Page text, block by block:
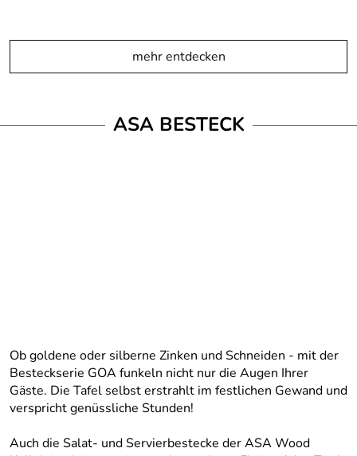
mehr entdecken
ASA BESTECK
Ob goldene oder silberne Zinken und Schneiden - mit der
Besteckserie GOA funkeln nicht nur die Augen Ihrer
Gäste. Die Tafel selbst erstrahlt im festlichen Gewand und
verspricht genüssliche Stunden!
Auch die Salat- und Servierbestecke der ASA Wood